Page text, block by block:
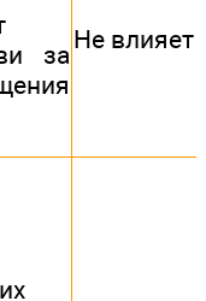
за
Не влияет